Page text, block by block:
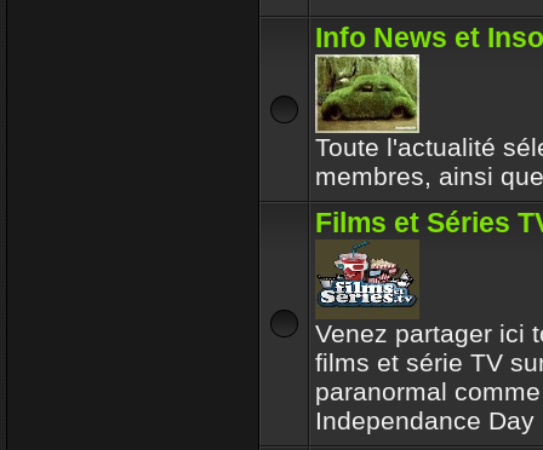
Info News et
Toute l'actualité
membres, ainsi
Films et Séries
Venez partager ici
films et série TV
paranormal
Independance